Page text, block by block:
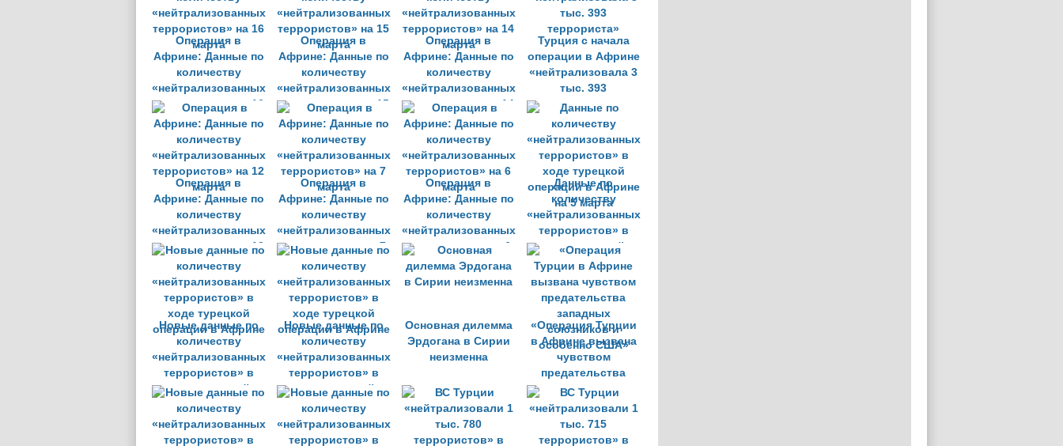
Операция в
Африне: Данные по
количеству
«нейтрализованных
террористов» на 16
марта
Операция в
Африне: Данные по
количеству
«нейтрализованных
террористов» на 15
марта
Операция в
Африне: Данные по
количеству
«нейтрализованных
террористов» на 14
марта
Турция с начала
операции в Африне
«нейтрализовала 3
тыс. 393
террориста»
Операция в
Африне: Данные по
количеству
«нейтрализованных
террористов» на 12
марта
Операция в
Африне: Данные по
количеству
«нейтрализованных
террористов» на 7
марта
Операция в
Африне: Данные по
количеству
«нейтрализованных
террористов» на 6
марта
Данные по
количеству
«нейтрализованных
террористов» в
ходе турецкой
операции в Африне
на 5 марта
Новые данные по
количеству
«нейтрализованных
террористов» в
ходе турецкой
операции в Африне
Новые данные по
количеству
«нейтрализованных
террористов» в
ходе турецкой
операции в Африне
Основная дилемма
Эрдогана в Сирии
неизменна
«Операция Турции
в Африне вызвана
чувством
предательства
западных
союзников и
особенно США»